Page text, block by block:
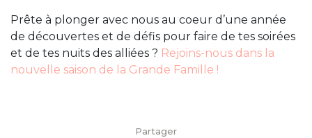
Prête à plonger avec nous au coeur d’une année
de découvertes et de défis pour faire de tes soirées
et de tes nuits des alliées ? Rejoins-nous dans la
nouvelle saison de la Grande Famille !
Partager